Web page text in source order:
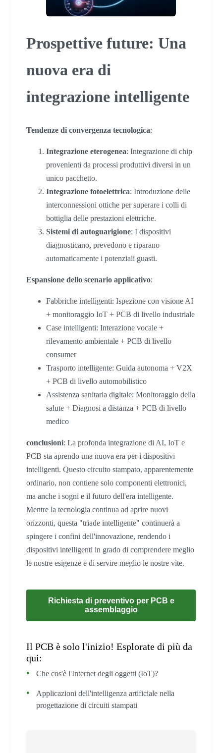
Prospettive future: Una
nuova era di
integrazione intelligente
Tendenze di convergenza tecnologica:
Integrazione eterogenea: Integrazione di chip
provenienti da processi produttivi diversi in un
unico pacchetto.
Integrazione fotoelettrica: Introduzione delle
interconnessioni ottiche per superare i colli di
bottiglia delle prestazioni elettriche.
Sistemi di autoguarigione: I dispositivi
diagnosticano, prevedono e riparano
automaticamente i potenziali guasti.
Espansione dello scenario applicativo:
Fabbriche intelligenti: Ispezione con visione AI
+ monitoraggio IoT + PCB di livello industriale
Case intelligenti: Interazione vocale +
rilevamento ambientale + PCB di livello
consumer
Trasporto intelligente: Guida autonoma + V2X
+ PCB di livello automobilistico
Assistenza sanitaria digitale: Monitoraggio della
salute + Diagnosi a distanza + PCB di livello
medico
conclusioni: La profonda integrazione di AI, IoT e
PCB sta aprendo una nuova era per i dispositivi
intelligenti. Questo circuito stampato, apparentemente
ordinario, non contiene solo componenti elettronici,
ma anche i sogni e il futuro dell'era intelligente.
Mentre la tecnologia continua ad aprire nuovi
orizzonti, questa "triade intelligente" continuerà a
spingere i confini dell'innovazione, rendendo i
dispositivi intelligenti in grado di comprendere meglio
le nostre esigenze e di servire meglio le nostre vite.
Richiesta di preventivo per PCB e
assemblaggio
Il PCB è solo l'inizio! Esplorate di più da
qui:
Che cos'è l'Internet degli oggetti (IoT)?
Applicazioni dell'intelligenza artificiale nella
progettazione di circuiti stampati